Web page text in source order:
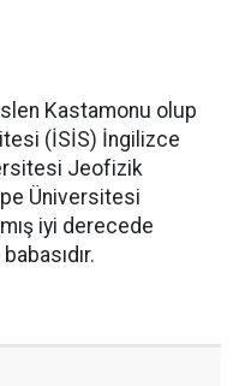
Kastamonu olup
(İSİS) İngilizce
Jeofizik
Üniversitesi
iyi derecede